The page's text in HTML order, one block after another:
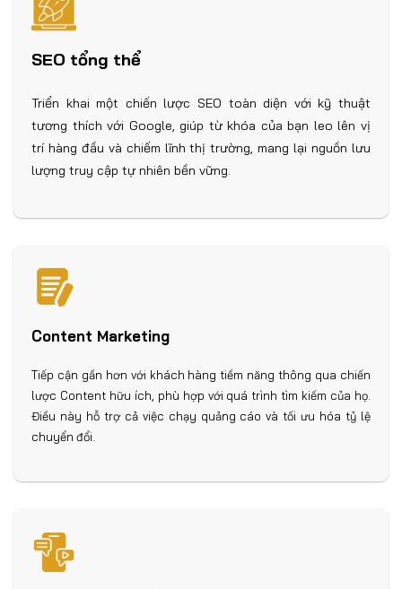
SEO tổng thể
Triển khai một chiến lược SEO toàn diện với kỹ thuật
tương thích với Google, giúp từ khóa của bạn leo lên vị
trí hàng đầu và chiếm lĩnh thị trường, mang lại nguồn lưu
lượng truy cập tự nhiên bền vững.
Content Marketing
Tiếp cận gần hơn với khách hàng tiềm năng thông qua chiến
lược Content hữu ích, phù hợp với quá trình tìm kiếm của họ.
Điều này hỗ trợ cả việc chạy quảng cáo và tối ưu hóa tỷ lệ
chuyển đổi.